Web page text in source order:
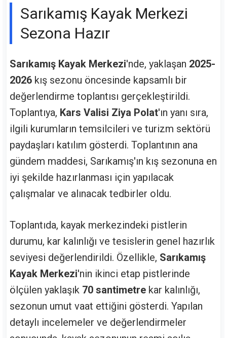
Sarıkamış Kayak Merkezi
Sezona Hazır
Sarıkamış Kayak Merkezi'nde, yaklaşan 2025-
2026 kış sezonu öncesinde kapsamlı bir
değerlendirme toplantısı gerçekleştirildi.
Toplantıya, Kars Valisi Ziya Polat'ın yanı sıra,
ilgili kurumların temsilcileri ve turizm sektörü
paydaşları katılım gösterdi. Toplantının ana
gündem maddesi, Sarıkamış'ın kış sezonuna en
iyi şekilde hazırlanması için yapılacak
çalışmalar ve alınacak tedbirler oldu.
Toplantıda, kayak merkezindeki pistlerin
durumu, kar kalınlığı ve tesislerin genel hazırlık
seviyesi değerlendirildi. Özellikle, Sarıkamış
Kayak Merkezi'nin ikinci etap pistlerinde
ölçülen yaklaşık 70 santimetre kar kalınlığı,
sezonun umut vaat ettiğini gösterdi. Yapılan
detaylı incelemeler ve değerlendirmeler